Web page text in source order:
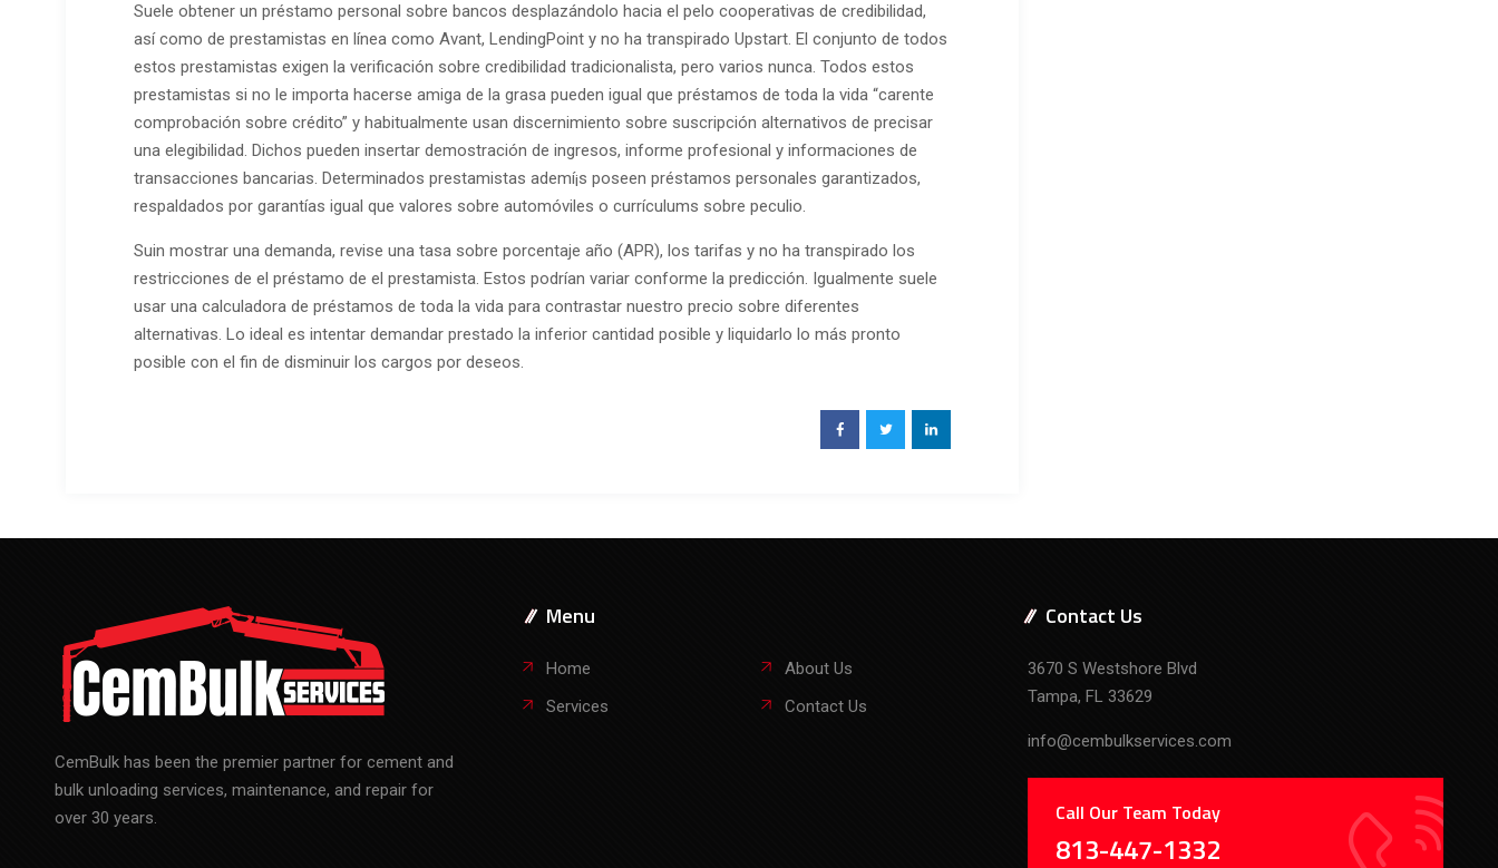
Suele obtener un préstamo personal sobre bancos desplazándolo hacia el pelo cooperativas de credibilidad,
así como de prestamistas en línea como Avant, LendingPoint y no ha transpirado Upstart. El conjunto de todos
estos prestamistas exigen la verificación sobre credibilidad tradicionalista, pero varios nunca. Todos estos
prestamistas si no le importa hacerse amiga de la grasa pueden igual que préstamos de toda la vida “carente
comprobación sobre crédito” y habitualmente usan discernimiento sobre suscripción alternativos de precisar
una elegibilidad. Dichos pueden insertar demostración de ingresos, informe profesional y informaciones de
transacciones bancarias. Determinados prestamistas ademí¡s poseen préstamos personales garantizados,
respaldados por garantías igual que valores sobre automóviles o currículums sobre peculio.
Suin mostrar una demanda, revise una tasa sobre porcentaje año (APR), los tarifas y no ha transpirado los
restricciones de el préstamo de el prestamista. Estos podrían variar conforme la predicción. Igualmente suele
usar una calculadora de préstamos de toda la vida para contrastar nuestro precio sobre diferentes
alternativas. Lo ideal es intentar demandar prestado la inferior cantidad posible y liquidarlo lo más pronto
posible con el fin de disminuir los cargos por deseos.
CemBulk has been the premier partner for cement and
bulk unloading services, maintenance, and repair for
over 30 years.
Menu
Home
About Us
Services
Contact Us
Contact Us
3670 S Westshore Blvd
Tampa, FL 33629
info@cembulkservices.com
Call Our Team Today
813-447-1332